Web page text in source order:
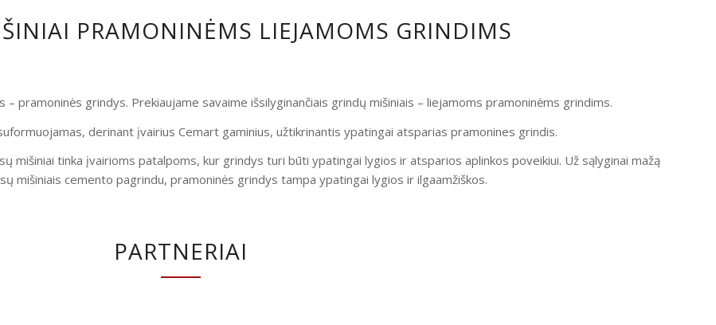
PRAMONINĖMS LIEJAMOMS GRINDIMS
– pramoninės grindys. Prekiaujame savaime išsilyginančiais grindų mišiniais – liejamoms pramoninėms grindims.
derinant įvairius Cemart gaminius, užtikrinantis ypatingai atsparias pramonines grindis.
mišiniai tinka įvairioms patalpoms, kur grindys turi būti ypatingai lygios ir atsparios aplinkos poveikiui. Už sąlyginai mažą
mišiniais cemento pagrindu, pramoninės grindys tampa ypatingai lygios ir ilgaamžiškos.
PARTNERIAI